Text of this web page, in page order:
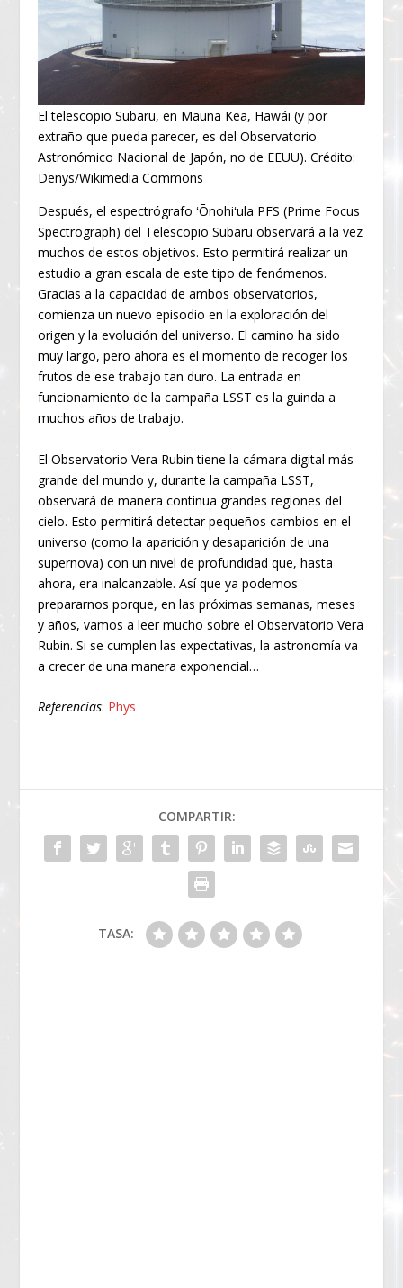
El telescopio Subaru, en Mauna Kea, Hawái (y por
extraño que pueda parecer, es del Observatorio
Astronómico Nacional de Japón, no de EEUU). Crédito:
Denys/Wikimedia Commons
Después, el espectrógrafo ʻŌnohiʻula PFS (Prime Focus
Spectrograph) del Telescopio Subaru observará a la vez
muchos de estos objetivos. Esto permitirá realizar un
estudio a gran escala de este tipo de fenómenos.
Gracias a la capacidad de ambos observatorios,
comienza un nuevo episodio en la exploración del
origen y la evolución del universo. El camino ha sido
muy largo, pero ahora es el momento de recoger los
frutos de ese trabajo tan duro. La entrada en
funcionamiento de la campaña LSST es la guinda a
muchos años de trabajo.
El Observatorio Vera Rubin tiene la cámara digital más
grande del mundo y, durante la campaña LSST,
observará de manera continua grandes regiones del
cielo. Esto permitirá detectar pequeños cambios en el
universo (como la aparición y desaparición de una
supernova) con un nivel de profundidad que, hasta
ahora, era inalcanzable. Así que ya podemos
prepararnos porque, en las próximas semanas, meses
y años, vamos a leer mucho sobre el Observatorio Vera
Rubin. Si se cumplen las expectativas, la astronomía va
a crecer de una manera exponencial…
Referencias: Phys
COMPARTIR:
TASA: